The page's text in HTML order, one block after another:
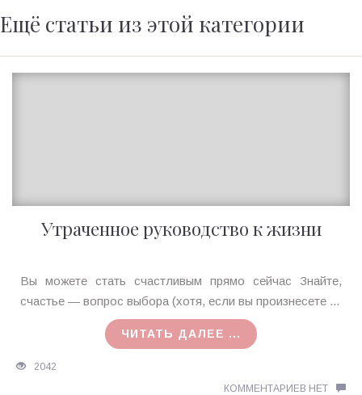
Ещё статьи из этой категории
Утраченное руководство к жизни
Ирина
MagicTantra
Вы можете стать счастливым прямо сейчас Знайте,
счастье — вопрос выбора (хотя, если вы произнесете ...
ЧИТАТЬ ДАЛЕЕ ...
2042
КОММЕНТАРИЕВ НЕТ